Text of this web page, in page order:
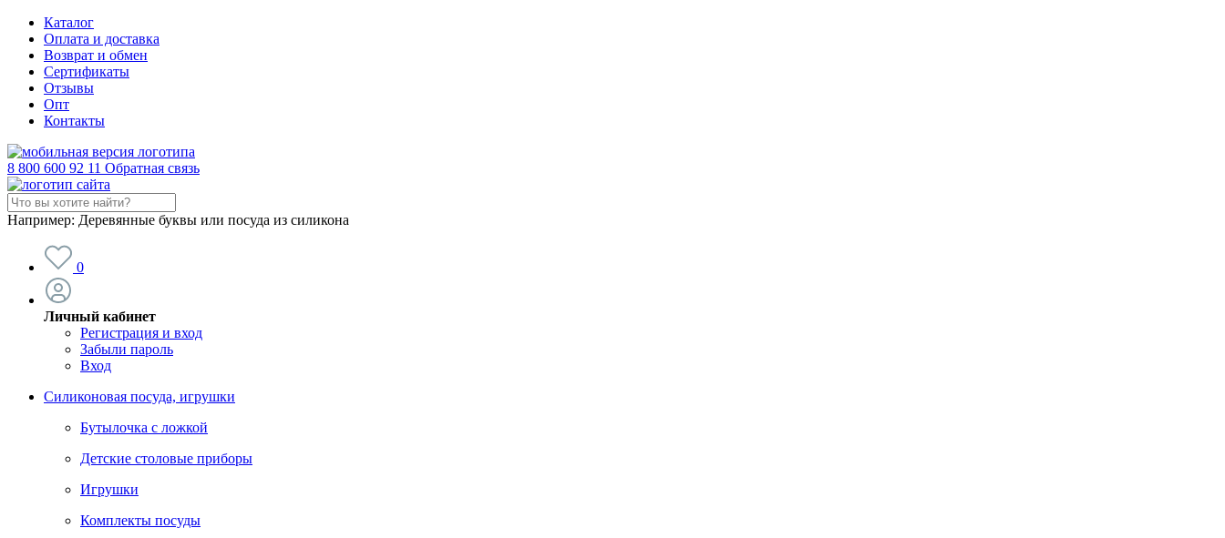
Каталог
Оплата и доставка
Возврат и обмен
Сертификаты
Отзывы
Опт
Контакты
8 800 600 92 11 Обратная связь
Например: Деревянные буквы или посуда из силикона
0
Личный кабинет
Регистрация и вход
Забыли пароль
Вход
Силиконовая посуда, игрушки
Бутылочка с ложкой
Детские столовые приборы
Игрушки
Комплекты посуды